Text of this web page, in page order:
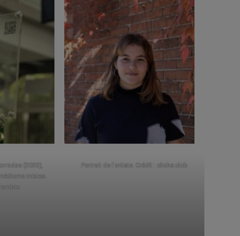
(2023),
mixtes.
Portrait de l'artiste. Crédit : cliche.club